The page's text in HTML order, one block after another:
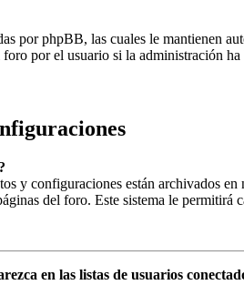
por phpBB, las cuales le mantienen
por el usuario si la administración
y configuraciones están archivados
del foro. Este sistema le permitirá
en las listas de usuarios